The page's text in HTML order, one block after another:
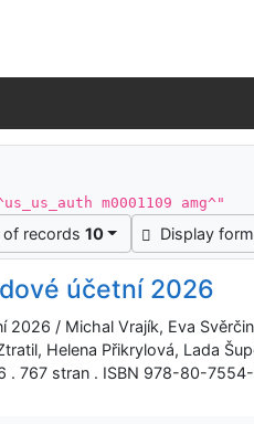
m0001109 amg^"
of records 10 Display
účetní 2026
2026 / Michal Vrajík, Eva
Helena Přikrylová, Lada
. 767 stran . ISBN 978-80-